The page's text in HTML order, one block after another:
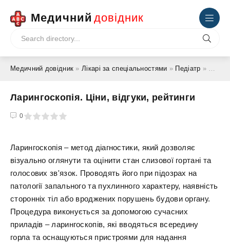
Медичний довідник
Медичний довідник »Лікарі за спеціальностями » Педіатр » Ларингоскопія. Ціни, відгуки, рейтинги
Ларингоскопія. Ціни, відгуки, рейтинги
0
5
Ларингоскопія – метод діагностики, який дозволяє
візуально оглянути та оцінити стан слизової гортані та
голосових зв'язок. Проводять його при підозрах на
патології запального та пухлинного характеру, наявність
сторонніх тіл або вроджених порушень будови органу.
Процедура виконується за допомогою сучасних
приладів – ларингоскопів, які вводяться всередину
горла та оснащуються пристроями для надання